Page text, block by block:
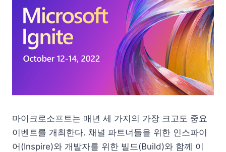
마이크로소프트는 매년 세 가지의 가장 크고도 중요
이벤트를 개최한다. 채널 파트너들을 위한 인스파이
어(Inspire)와 개발자를 위한 빌드(Build)와 함께 이